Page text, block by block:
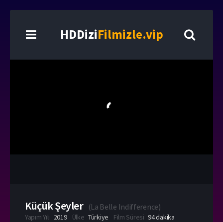
HDDiziFilmizle.vip
Küçük Şeyler (La Belle Indifference)
Yapım Yılı 2019 Ülke Türkiye Film Süresi 94 dakika